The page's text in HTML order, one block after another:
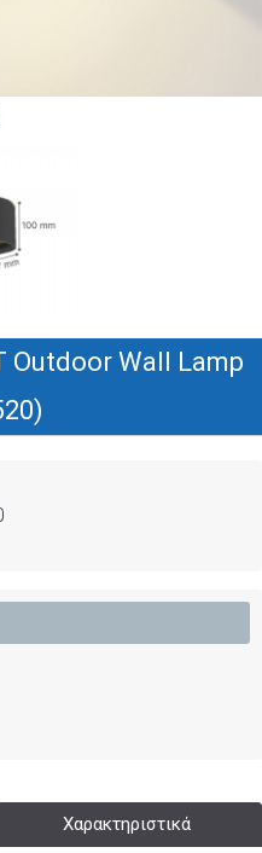
Outdoor Wall Lamp
Χαρακτηριστικά